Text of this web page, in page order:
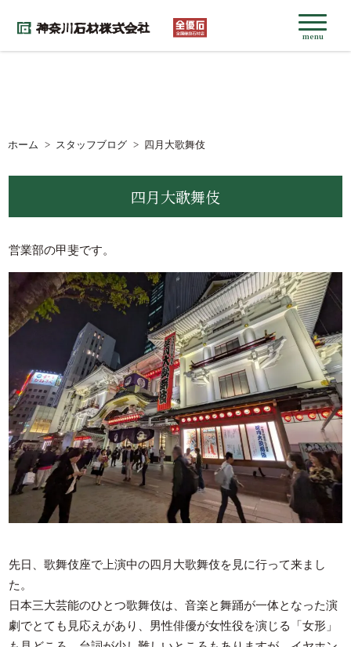
menu
ホーム スタッフブログ 四月大歌舞伎
四月大歌舞伎
営業部の甲斐です。
先日、歌舞伎座で上演中の四月大歌舞伎を見に行って来まし
た。
日本三大芸能のひとつ歌舞伎は、音楽と舞踊が一体となった演
劇でとても見応えがあり、男性俳優が女性役を演じる「女形」